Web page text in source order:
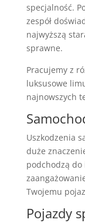
specjalność.
zespół
najwyższą
sprawne.
Pracujemy z
luksusowe
najnowszych
Uszkodzenia
duże
podchodzą
Twojemu
Pojazdy